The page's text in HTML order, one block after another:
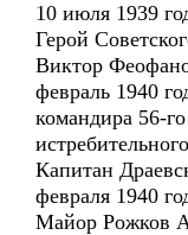
10 июля 1939
Герой
Виктор
февраль 1940
командира 56-
Капитан
февраля 1940
Майор Рожков